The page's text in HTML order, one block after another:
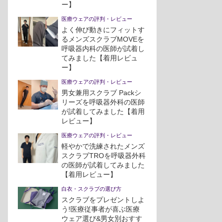
ー】
医療ウェアの評判・レビュー
よく伸び動きにフィットす
るメンズスクラブMOVEを
呼吸器内科の医師が試着し
てみました【着用レビュ
ー】
医療ウェアの評判・レビュー
男女兼用スクラブ Packシ
リーズを呼吸器外科の医師
が試着してみました【着用
レビュー】
医療ウェアの評判・レビュー
軽やかで洗練されたメンズ
スクラブTROを呼吸器外科
の医師が試着してみました
【着用レビュー】
白衣・スクラブの選び方
スクラブをプレゼントしよ
う!医療従事者が喜ぶ医療
ウェア選び&男女別おすす